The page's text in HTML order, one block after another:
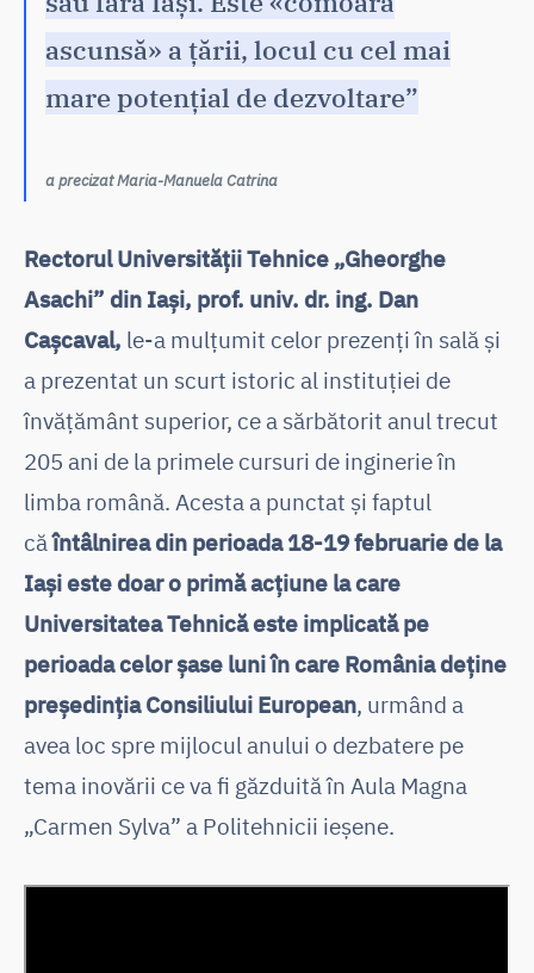
ascunsă» a țării, locul cu cel mai
mare potențial de dezvoltare”
a precizat Maria-Manuela Catrina
Rectorul Universității Tehnice „Gheorghe
Asachi” din Iași, prof. univ. dr. ing. Dan
Cașcaval, le-a mulțumit celor prezenți în sală și
a prezentat un scurt istoric al instituției de
învățământ superior, ce a sărbătorit anul trecut
205 ani de la primele cursuri de inginerie în
limba română. Acesta a punctat și faptul
căîntâlnirea din perioada 18-19 februarie de la
Iași este doar o primă acțiune la care
Universitatea Tehnică este implicată pe
perioada celor șase luni în care România deține
președinția Consiliului European, urmând a
avea loc spre mijlocul anului o dezbatere pe
tema inovării ce va fi găzduită în Aula Magna
„Carmen Sylva” a Politehnicii ieșene.